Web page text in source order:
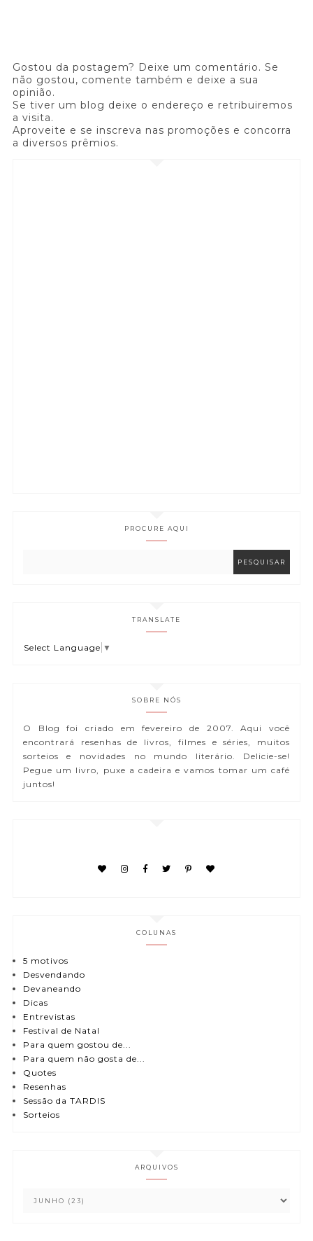
Gostou da postagem? Deixe um comentário. Se
não gostou, comente também e deixe a sua
opinião.
Se tiver um blog deixe o endereço e retribuiremos
a visita.
Aproveite e se inscreva nas promoções e concorra
a diversos prêmios.
PROCURE AQUI
TRANSLATE
Select Language ▼
SOBRE NÓS
O Blog foi criado em fevereiro de 2007. Aqui você
encontrará resenhas de livros, filmes e séries, muitos
sorteios e novidades no mundo literário. Delicie-se!
Pegue um livro, puxe a cadeira e vamos tomar um café
juntos!
COLUNAS
5 motivos
Desvendando
Devaneando
Dicas
Entrevistas
Festival de Natal
Para quem gostou de...
Para quem não gosta de...
Quotes
Resenhas
Sessão da TARDIS
Sorteios
ARQUIVOS